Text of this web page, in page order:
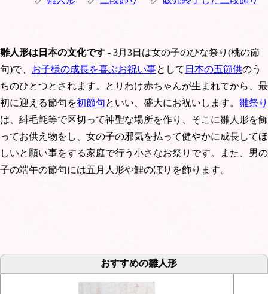
雛人形は日本の文化です - 3月3日は女の子のひな祭り(桃の節
句)で、 お子様の成長を喜ぶお祝い事として 日本の五節供のう
ちのひとつとされます。とりわけ赤ちゃんが生まれてから、最
初に迎える節句を初節句といい、盛大にお祝いします。 雛祭り
は、緋毛氈等で区切って神聖な場所を作り、そこに雛人形を飾
ってお供え物をし、女の子の邪気を払って健やかに成長してほ
しいと願い事をする家庭で行う小さなお祭りです。また、男の
子の端午の節句には五月人形や鯉のぼりを飾ります。
おすすめの雛人形